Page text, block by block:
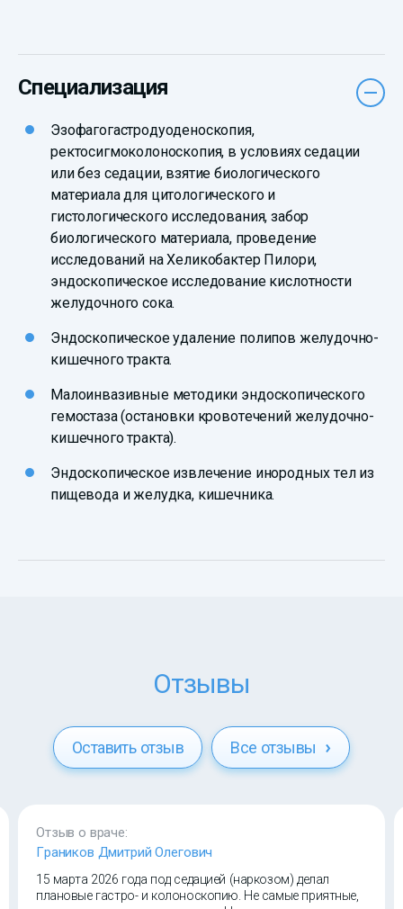
Специализация
Эзофагогастродуоденоскопия,
ректосигмоколоноскопия, в условиях седации
или без седации, взятие биологического
материала для цитологического и
гистологического исследования, забор
биологического материала, проведение
исследований на Хеликобактер Пилори,
эндоскопическое исследование кислотности
желудочного сока.
Эндоскопическое удаление полипов желудочно-
кишечного тракта.
Малоинвазивные методики эндоскопического
гемостаза (остановки кровотечений желудочно-
кишечного тракта).
Эндоскопическое извлечение инородных тел из
пищевода и желудка, кишечника.
Отзывы
Оставить отзыв Все отзывы
Отзыв о враче:
Граников Дмитрий Олегович
15 марта 2026 года под седацией (наркозом) делал
плановые гастро- и колоноскопию. Не самые приятные,